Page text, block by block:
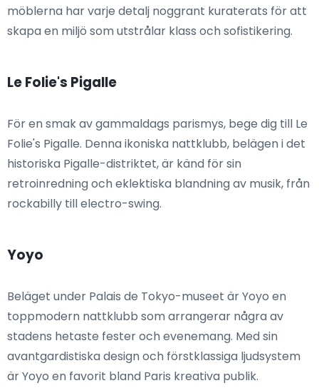
möblerna har varje detalj noggrant kuraterats för att
skapa en miljö som utstrålar klass och sofistikering.
Le Folie's Pigalle
För en smak av gammaldags parismys, bege dig till Le
Folie's Pigalle. Denna ikoniska nattklubb, belägen i det
historiska Pigalle-distriktet, är känd för sin
retroinredning och eklektiska blandning av musik, från
rockabilly till electro-swing.
Yoyo
Beläget under Palais de Tokyo-museet är Yoyo en
toppmodern nattklubb som arrangerar några av
stadens hetaste fester och evenemang. Med sin
avantgardistiska design och förstklassiga ljudsystem
är Yoyo en favorit bland Paris kreativa publik.